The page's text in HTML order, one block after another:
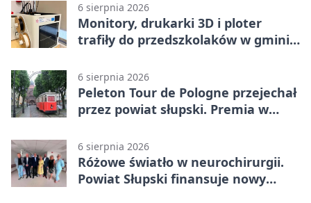
6 sierpnia 2026
Monitory, drukarki 3D i ploter
trafiły do przedszkolaków w gminie
6 sierpnia 2026
Peleton Tour de Pologne przejechał
przez powiat słupski. Premia w
6 sierpnia 2026
Różowe światło w neurochirurgii.
Powiat Słupski finansuje nowy